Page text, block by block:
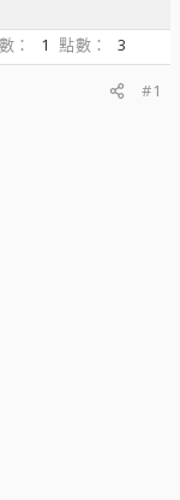
1 點數
3
#1